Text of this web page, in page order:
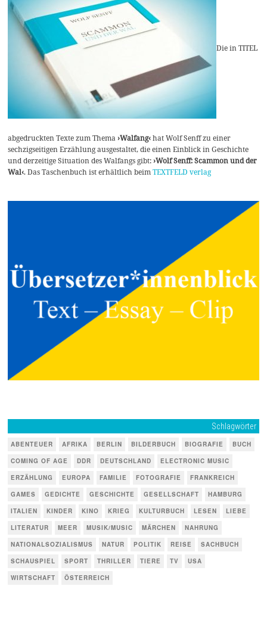
Die in TITEL
abgedruckten Texte zum Thema›Walfang‹hat Wolf Senff zu einer
sechzigseitigen Erzählung ausgestaltet, die einen Einblick in Geschichte
und derzeitige Situation des Walfangs gibt:›Wolf Senff: Scammon und der
Wal‹. Das Taschenbuch ist erhältlich beimTEXTFELD verlag
Schlagwörter
ABENTEUER AFRIKA BERLIN BILDERBUCH BIOGRAFIE
BUCH
COMING OF AGE
DDR DEUTSCHLAND
ELECTRONIC MUSIC
ERZÄHLUNG
EUROPA FAMILIE FOTOGRAFIE
FRANKREICH
GAMES
GEDICHTE GESCHICHTE GESELLSCHAFT
HAMBURG
ITALIEN
KINDER KINO KRIEG KULTURBUCH LESEN
LIEBE
LITERATUR
MEER MUSIK/MUSIC MÄRCHEN
NAHRUNG
NATIONALSOZIALISMUS
NATUR POLITIK REISE
SACHBUCH
SCHAUSPIEL
SPORT THRILLER TIERE TV
USA
WIRTSCHAFT
ÖSTERREICH